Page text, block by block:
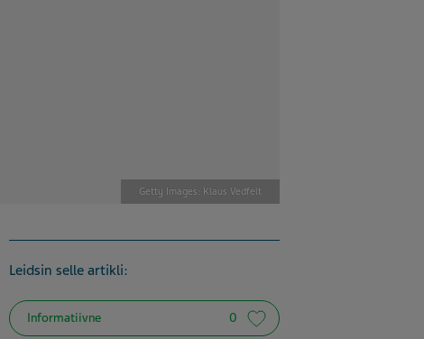
Getty Images: Klaus Vedfelt
Leidsin selle artikli:
Informatiivne 0